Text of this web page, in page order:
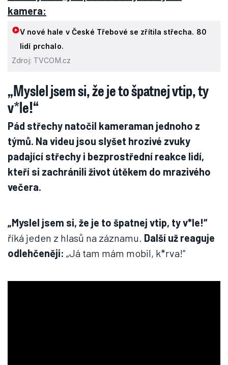
šestnáctiletých florbalistů.
lidí, přímo na ploše asi 40, včetně hráčů a
diváků. Všem se podařilo uniknout, lehce
zraněni byli dva chlapci
Podívejte se, jak pád střechy zachytila
kamera:
V nové hale v České Třebové se zřítila střecha. 80
lidí prchalo.
Zdroj: TVCOM.cz
„Myslel jsem si, že je to špatnej vtip, ty